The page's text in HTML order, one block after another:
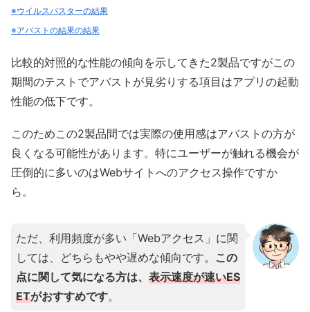
※ウイルスバスターの結果
※アバストの結果の結果
比較的対照的な性能の傾向を示してきた2製品ですがこの
期間のテストでアバストが見劣りする項目はアプリの起動
性能の低下です。
このためこの2製品間では実際の使用感はアバストの方が
良くなる可能性があります。特にユーザーが触れる機会が
圧倒的に多いのはWebサイトへのアクセス操作ですか
ら。
ただ、利用頻度が多い「Webアクセス」に関
しては、どちらもやや遅めな傾向です。 この
点に関して気になる方は、 表示速度が速いES
ETがおすすめです。